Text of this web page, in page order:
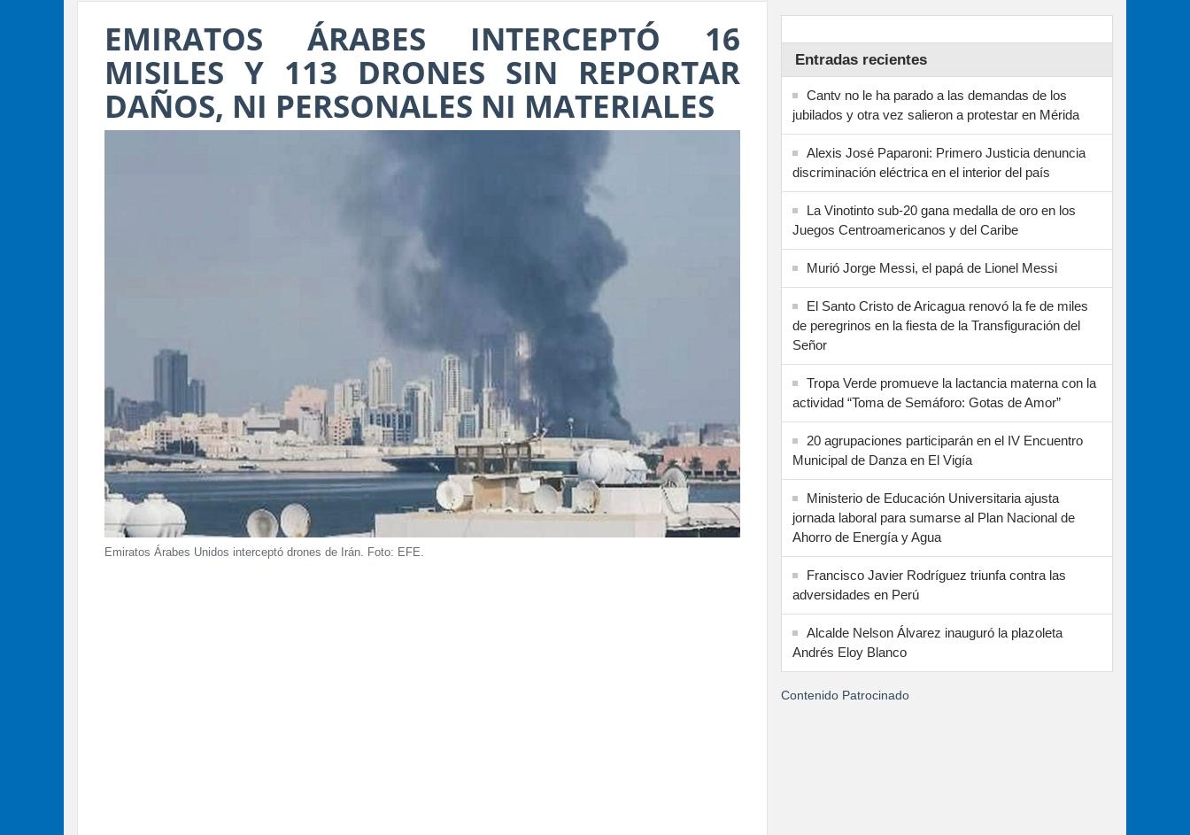
EMIRATOS ÁRABES INTERCEPTÓ 16
MISILES Y 113 DRONES SIN REPORTAR
DAÑOS, NI PERSONALES NI MATERIALES
Emiratos Árabes Unidos interceptó drones de Irán. Foto: EFE.
Entradas recientes
Cantv no le ha parado a las demandas de los
jubilados y otra vez salieron a protestar en Mérida
Alexis José Paparoni: Primero Justicia denuncia
discriminación eléctrica en el interior del país
La Vinotinto sub-20 gana medalla de oro en los
Juegos Centroamericanos y del Caribe
Murió Jorge Messi, el papá de Lionel Messi
El Santo Cristo de Aricagua renovó la fe de miles
de peregrinos en la fiesta de la Transfiguración del
Señor
Tropa Verde promueve la lactancia materna con la
actividad “Toma de Semáforo: Gotas de Amor”
20 agrupaciones participarán en el IV Encuentro
Municipal de Danza en El Vigía
Ministerio de Educación Universitaria ajusta
jornada laboral para sumarse al Plan Nacional de
Ahorro de Energía y Agua
Francisco Javier Rodríguez triunfa contra las
adversidades en Perú
Alcalde Nelson Álvarez inauguró la plazoleta
Andrés Eloy Blanco
Contenido Patrocinado